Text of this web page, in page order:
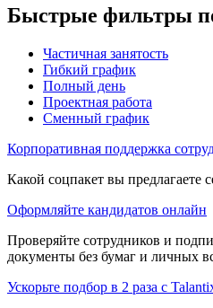
Быстрые фильтры
Частичная занятость
Гибкий график
Полный день
Проектная работа
Сменный график
Корпоративная поддержка
Какой соцпакет вы предлагаете
Оформляйте кандидатов онлайн
Проверяйте сотрудников и
документы без бумаг и личных
Ускорьте подбор в 2 раза с